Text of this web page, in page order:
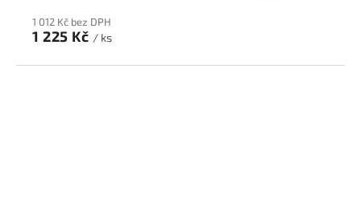
1 012 Kč bez DPH
1 225 Kč / ks